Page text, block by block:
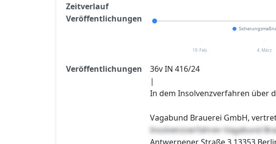
Zeitverlauf
Veröffentlichungen
19. Feb. 4. März
Veröffentlichungen
36v IN 416/24
|
In dem Insolvenzverfahren über
Vagabund Brauerei GmbH,
Insolvenzverfahren Vagabund
Antwerpener Straße 3,13353